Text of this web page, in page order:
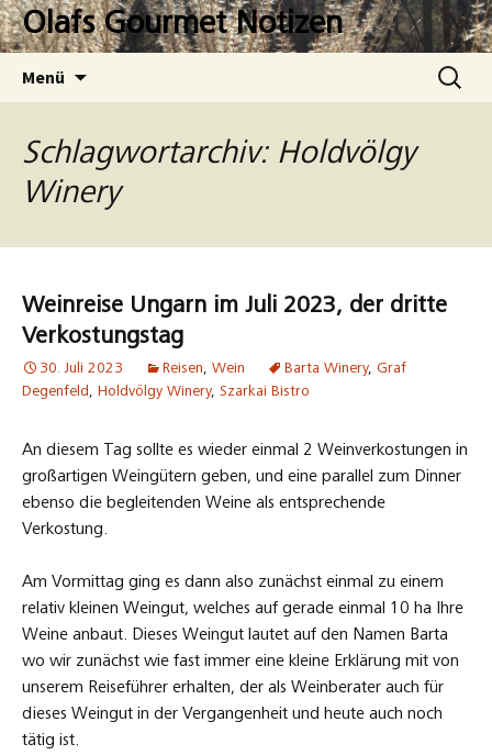
Zum
InhaltOlafs Gourmet Notizen
Menü
Suchen
nach:
Schlagwortarchiv: Holdvölgy
Winery
Weinreise Ungarn im Juli 2023, der dritte
Verkostungstag
30. Juli 2023 Reisen, Wein Barta Winery, Graf
Degenfeld, Holdvölgy Winery, Szarkai Bistro
An diesem Tag sollte es wieder einmal 2 Weinverkostungen in
großartigen Weingütern geben, und eine parallel zum Dinner
ebenso die begleitenden Weine als entsprechende
Verkostung.
Am Vormittag ging es dann also zunächst einmal zu einem
relativ kleinen Weingut, welches auf gerade einmal 10 ha Ihre
Weine anbaut. Dieses Weingut lautet auf den Namen Barta
wo wir zunächst wie fast immer eine kleine Erklärung mit von
unserem Reiseführer erhalten, der als Weinberater auch für
dieses Weingut in der Vergangenheit und heute auch noch
tätig ist.